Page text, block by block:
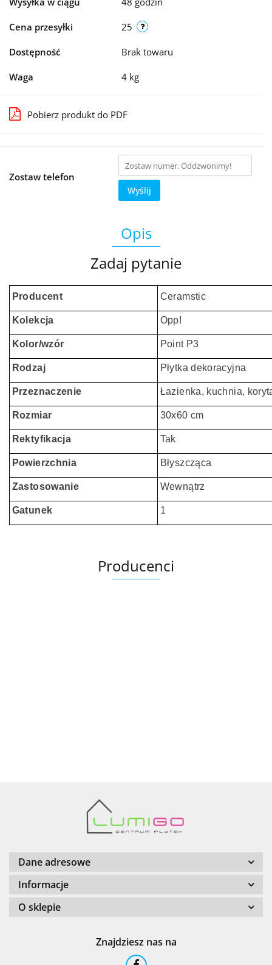
Cena przesyłki 25
Dostępność Brak towaru
Waga 4 kg
Pobierz produkt do PDF
Zostaw telefon
Wyślij
Opis
Zadaj pytanie
Producent Ceramstic
Kolekcja Opp!
Kolor/wzór Point P3
Rodzaj Płytka dekoracyjna
Przeznaczenie Łazienka, kuchnia,
Rozmiar 30x60 cm
Rektyfikacja Tak
Powierzchnia Błyszcząca
Zastosowanie Wewnątrz
Gatunek 1
Producenci
Barwolf
Dane adresowe
Informacje
O sklepie
Znajdziesz nas na